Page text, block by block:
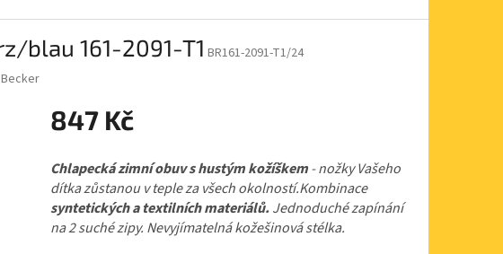
blau 161-2091-T1 BR161-2091-T1/24
Becker
847 Kč
cena:
Chlapecká zimní obuv s hustým kožíškem- nožky Vašeho
dítka zůstanou v teple za všech okolností.Kombinace
syntetických a textilních materiálů.Jednoduché zapínání
na 2 suché zipy. Nevyjímatelná kožešinová stélka.